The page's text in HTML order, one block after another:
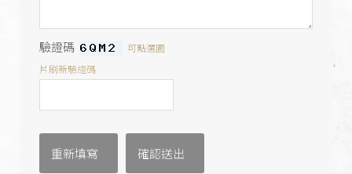
驗證碼
可點選圖
片刷新驗證碼